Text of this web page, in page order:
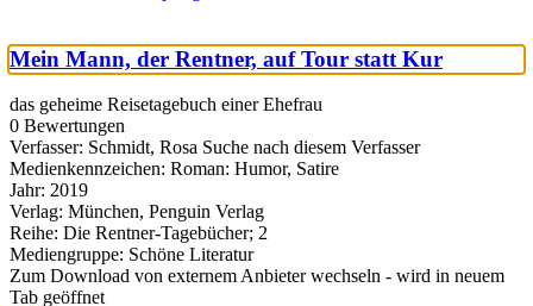
Mein Mann, der Rentner, auf Tour statt Kur
das geheime Reisetagebuch einer Ehefrau
0 Bewertungen
Verfasser: Schmidt, Rosa Suche nach diesem Verfasser
Medienkennzeichen: Roman: Humor, Satire
Jahr: 2019
Verlag: München, Penguin Verlag
Reihe: Die Rentner-Tagebücher; 2
Mediengruppe: Schöne Literatur
Zum Download von externem Anbieter wechseln - wird in neuem
Tab geöffnet